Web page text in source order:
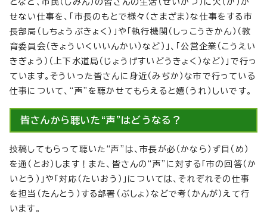
せない仕事を、「市長のもとで様々（さまざま）な仕事をする市
長部局（しちょうぶきょく）」や「執行機関（しっこうきかん）（教
育委員会（きょういくいいんかい）など）」、「公営企業（こうえい
きぎょう）（上下水道局（じょうげすいどうきょく）など）」で行っ
ています。そういった皆さんに身近（みぢか）な市で行っている
仕事について、“声”を聴かせてもらえると嬉（うれ）しいです。
皆さんから聴いた“声”はどうなる？
投稿してもらって聴いた“声”は、市長が必（かなら）ず目（め）
を通（とお）します！また、皆さんの“声”に対する「市の回答（か
いとう）」や「対応（たいおう）」については、それぞれその仕事
を担当（たんとう）する部署（ぶしょ）などで考（かんが）えて行
います。